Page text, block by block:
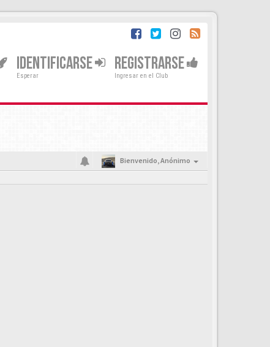
IDENTIFICARSE
Esperar
REGISTRARSE
Ingresar en el Club
Bienvenido,Anónimo